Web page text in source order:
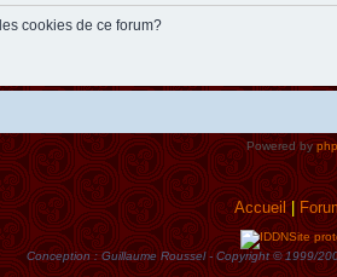
cookies de ce forum?
Powered by
Accueil|
Site
Conception : Guillaume Roussel - Copyright © 1999/